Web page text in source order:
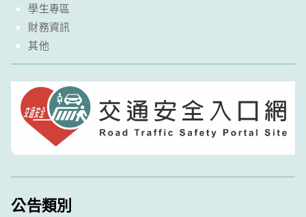
學生專區
財務資訊
其他
公告類別